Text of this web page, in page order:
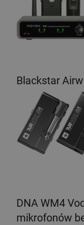
Blackstar
DNA WM4
mikrofonów